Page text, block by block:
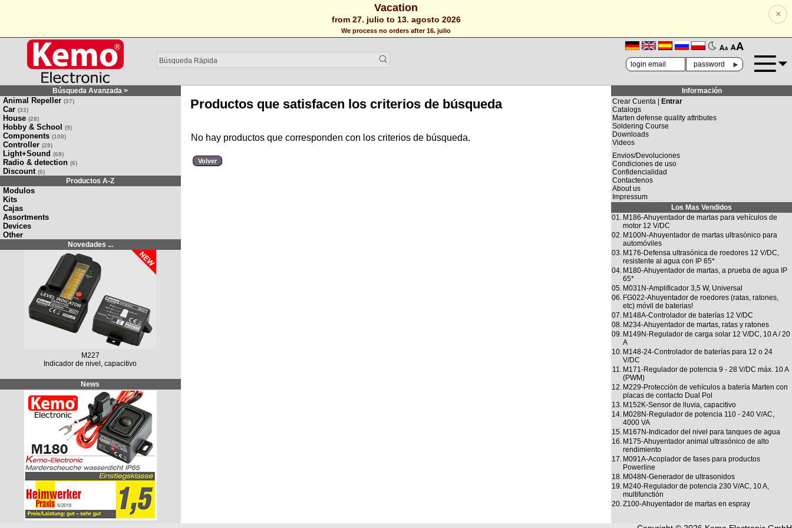
Vacation
from 27. julio to 13. agosto 2026
We process no orders after 16. julio
×
🗛 🗚
►
Búsqueda Avanzada >
Animal Repeller (37)
Car (33)
House (28)
Hobby & School (9)
Components (108)
Controller (28)
Light+Sound (68)
Radio & detection (6)
Discount (6)
Productos A-Z
Modulos
Kits
Cajas
Assortments
Devices
Other
Novedades ...
M227
Indicador de nivel, capacitivo
News
Productos que satisfacen los criterios de búsqueda
No hay productos que corresponden con los criterios de búsqueda.
Volver
Información
Crear Cuenta |
Entrar
Catalogs
Marten defense quality attributes
Soldering Course
Downloads
Videos
Envios/Devoluciones
Condiciones de uso
Confidencialidad
Contactenos
About us
Impressum
Los Mas Vendidos
01. M186-Ahuyentador de martas para vehículos de
motor 12 V/DC
02. M100N-Ahuyentador de martas ultrasónico para
automóviles
03. M176-Defensa ultrasónica de roedores 12 V/DC,
resistente al agua con IP 65*
04. M180-Ahuyentador de martas, a prueba de agua IP
65*
05. M031N-Amplificador 3,5 W, Universal
06. FG022-Ahuyentador de roedores (ratas, ratones,
etc) móvil de baterias!
07. M148A-Controlador de baterías 12 V/DC
08. M234-Ahuyentador de martas, ratas y ratones
09. M149N-Regulador de carga solar 12 V/DC, 10 A / 20
A
10. M148-24-Controlador de baterías para 12 o 24
V/DC
11. M171-Regulador de potencia 9 - 28 V/DC máx. 10 A
(PWM)
12. M229-Protección de vehículos a batería Marten con
placas de contacto Dual Pol
13. M152K-Sensor de lluvia, capacitivo
14. M028N-Regulador de potencia 110 - 240 V/AC,
4000 VA
15. M167N-Indicador del nivel para tanques de agua
16. M175-Ahuyentador animal ultrasónico de alto
rendimiento
17. M091A-Acoplador de fases para productos
Powerline
18. M048N-Generador de ultrasonidos
19. M240-Regulador de potencia 230 V/AC, 10 A,
multifunctión
20.Z100-Ahuyentador de martas en espray